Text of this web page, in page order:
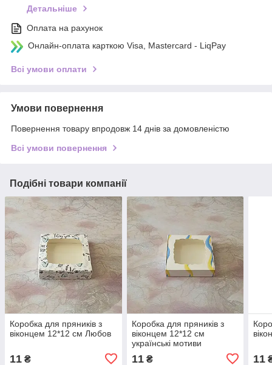
Детальніше
Оплата на рахунок
Онлайн-оплата карткою Visa, Mastercard - LiqPay
Всі умови оплати
Умови повернення
Повернення товару впродовж 14 днів за домовленістю
Всі умови повернення
Подібні товари компанії
Коробка для пряників з
віконцем 12*12 см Любов
11 ₴
Коробка для пряників з
віконцем 12*12 см
українські мотиви
11₴ 11